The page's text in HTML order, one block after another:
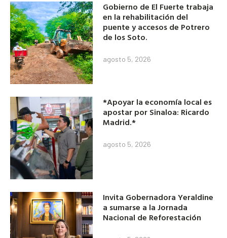
Gobierno de El Fuerte trabaja
en la rehabilitación del
puente y accesos de Potrero
de los Soto.
agosto 5, 2026
*Apoyar la economía local es
apostar por Sinaloa: Ricardo
Madrid.*
agosto 5, 2026
Invita Gobernadora Yeraldine
a sumarse a la Jornada
Nacional de Reforestación